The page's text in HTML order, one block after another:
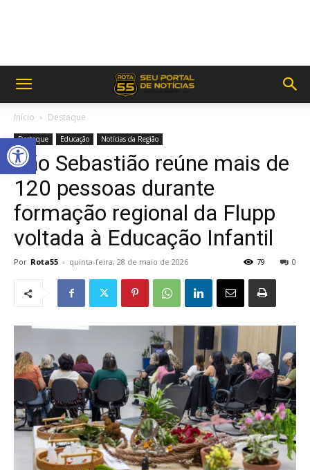
Abrir a barra de ferramentas
Início Destaque
Destaque Educação Notícias da Região
São Sebastião reúne mais de
120 pessoas durante
formação regional da Flupp
voltada à Educação Infantil
Por Rota55 - quinta-feira, 28 de maio de 2026 0
79